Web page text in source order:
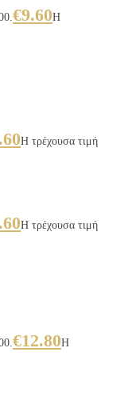
€9.60Η
Η τρέχουσα τιμή
Η τρέχουσα τιμή
€12.80Η